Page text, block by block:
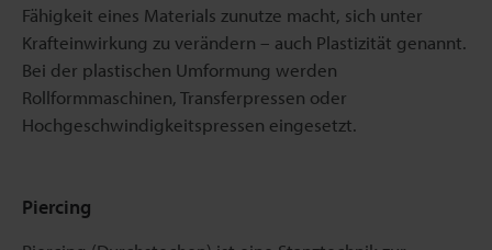
Fähigkeit eines Materials zunutze macht, sich unter
Krafteinwirkung zu verändern – auch Plastizität genannt.
Bei der plastischen Umformung werden
Rollformmaschinen, Transferpressen oder
Hochgeschwindigkeitspressen eingesetzt.
Piercing